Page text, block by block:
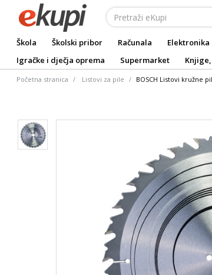
Škola Školski pribor Računala Elektronika
Igračke i dječja oprema
Supermarket
Početna stranica Listovi za pile BOSCH Listovi kružne